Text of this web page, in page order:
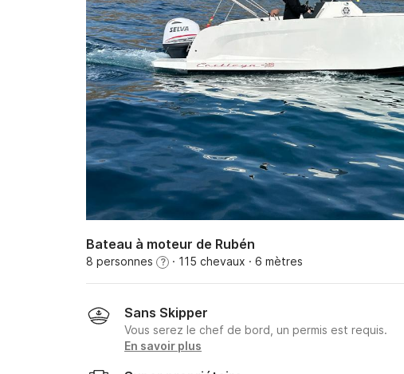
Bateau à moteur de Rubén
8 personnes ? · 115 chevaux · 6 mètres
Sans Skipper
Vous serez le chef de bord, un permis est requis.
En savoir plus